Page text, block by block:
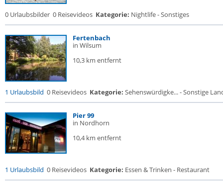
0 Urlaubsbilder 0 Reisevideos Kategorie: Nightlife - Sonstiges
Fertenbach
in Wilsum
10,3 km entfernt
1 Urlaubsbild 0 Reisevideos Kategorie: Sehenswürdigke... - Sonstige
Pier 99
in Nordhorn
10,4 km entfernt
1 Urlaubsbild 0 Reisevideos Kategorie: Essen & Trinken - Restaurant